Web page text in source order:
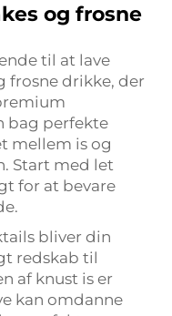
og frosne
til at lave
frosne drikke, der
bag perfekte
mellem is og
Start med let
for at bevare
bliver din
redskab til
af knust is er
kan omdanne